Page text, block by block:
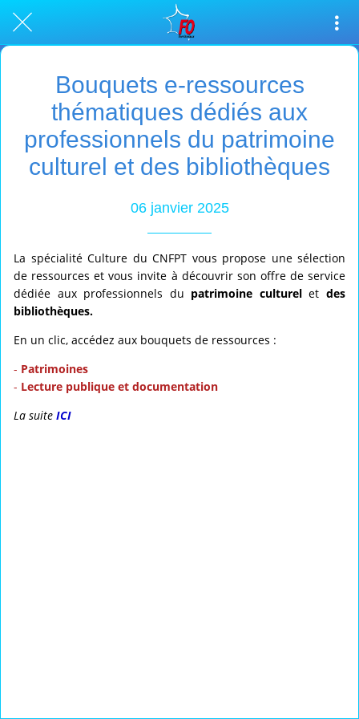
Bouquets e-ressources
thématiques dédiés aux
professionnels du patrimoine
culturel et des bibliothèques
06 janvier 2025
La spécialité Culture du CNFPT vous propose une sélection
de ressources et vous invite à découvrir son offre de service
dédiée aux professionnels du patrimoine cultureletdes
bibliothèques.
En un clic, accédez aux bouquets de ressources :
- Patrimoines
- Lecture publique et documentation
La suite ICI